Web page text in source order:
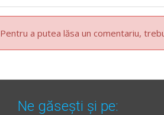
Pentru a putea lăsa un comentariu,
Ne găsești și pe: